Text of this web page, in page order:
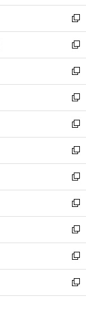
ウ
で
開
く
ン
ド
ウ
で
開
く
新
し
い
ウ
ィ
ン
ド
ウ
で
開
く
新
し
い
ウ
ィ
ン
ド
ウ
で
開
く
新
し
い
ウ
ィ
ン
ド
ウ
で
開
く
新
し
い
ウ
ィ
ン
ド
ウ
で
開
く
新
し
い
ウ
ィ
ン
ド
ウ
で
開
く
新
し
い
ウ
ィ
ン
ド
ウ
で
開
く
新
し
い
ウ
ィ
ン
ド
ウ
で
開
新
し
い
ウ
ィ
ン
ド
ウ
新
し
い
ウ
ィ
ン
新
し
い
ウ
新
し